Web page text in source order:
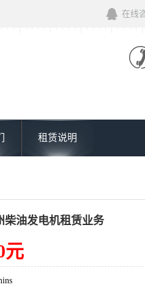
在线
租赁说明
柴油发电机租赁业务
元